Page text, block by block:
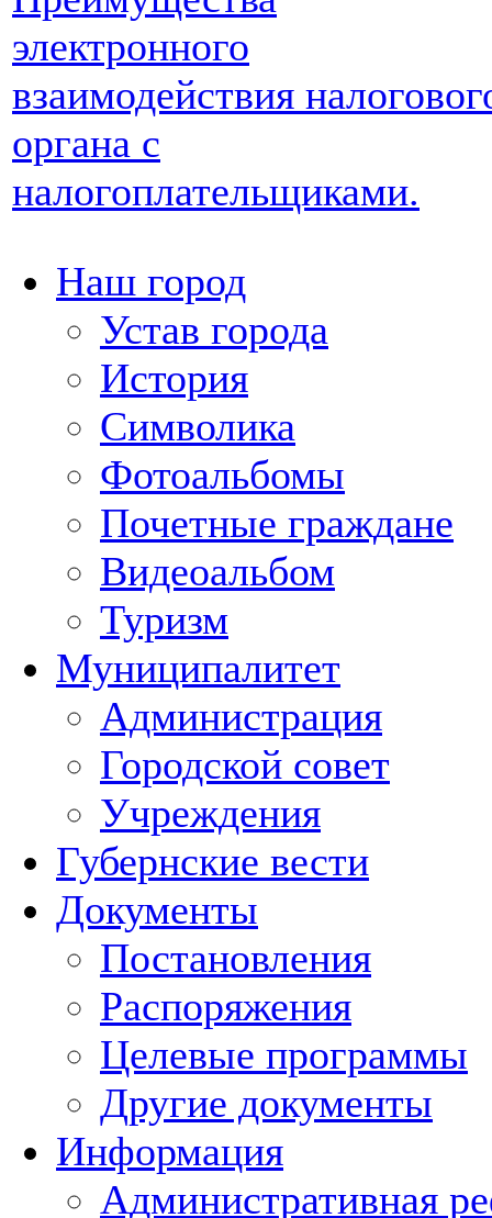
электронного
взаимодействия
органа с
налогоплательщиками.
Наш город
Устав города
История
Символика
Фотоальбомы
Почетные граждане
Видеоальбом
Туризм
Муниципалитет
Администрация
Городской совет
Учреждения
Губернские вести
Документы
Постановления
Распоряжения
Целевые программы
Другие документы
Информация
Административная